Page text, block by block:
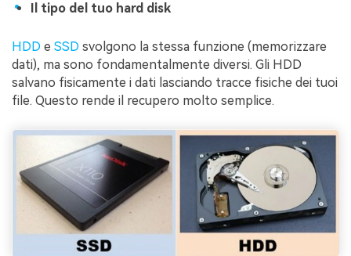
Il tipo del tuo hard disk
HDD e SSD svolgono la stessa funzione (memorizzare
dati), ma sono fondamentalmente diversi. Gli HDD
salvano fisicamente i dati lasciando tracce fisiche dei tuoi
file. Questo rende il recupero molto semplice.